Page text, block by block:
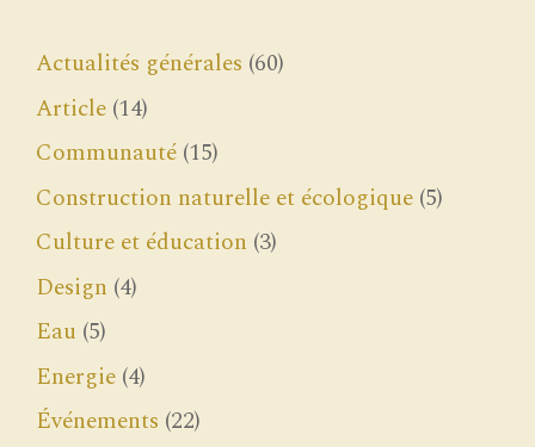
Actualités générales (60)
Article (14)
Communauté (15)
Construction naturelle et écologique (5)
Culture et éducation (3)
Design (4)
Eau (5)
Energie (4)
Événements (22)